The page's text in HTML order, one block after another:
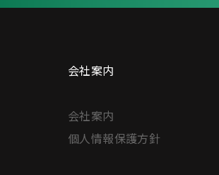
会社案内
会社案内
個人情報保護方針